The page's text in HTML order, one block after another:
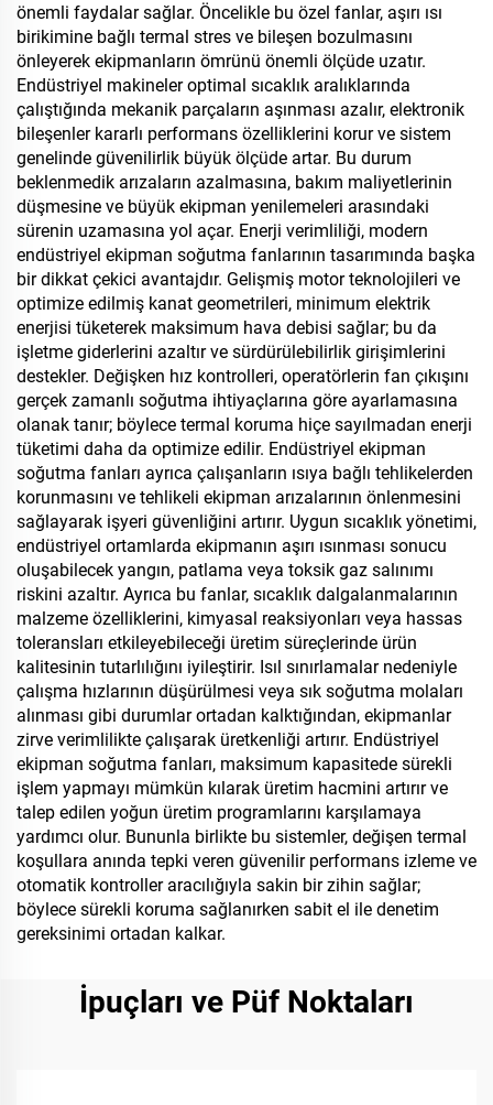
önemli faydalar sağlar. Öncelikle bu özel fanlar, aşırı ısı
birikimine bağlı termal stres ve bileşen bozulmasını
önleyerek ekipmanların ömrünü önemli ölçüde uzatır.
Endüstriyel makineler optimal sıcaklık aralıklarında
çalıştığında mekanik parçaların aşınması azalır, elektronik
bileşenler kararlı performans özelliklerini korur ve sistem
genelinde güvenilirlik büyük ölçüde artar. Bu durum
beklenmedik arızaların azalmasına, bakım maliyetlerinin
düşmesine ve büyük ekipman yenilemeleri arasındaki
sürenin uzamasına yol açar. Enerji verimliliği, modern
endüstriyel ekipman soğutma fanlarının tasarımında başka
bir dikkat çekici avantajdır. Gelişmiş motor teknolojileri ve
optimize edilmiş kanat geometrileri, minimum elektrik
enerjisi tüketerek maksimum hava debisi sağlar; bu da
işletme giderlerini azaltır ve sürdürülebilirlik girişimlerini
destekler. Değişken hız kontrolleri, operatörlerin fan çıkışını
gerçek zamanlı soğutma ihtiyaçlarına göre ayarlamasına
olanak tanır; böylece termal koruma hiçe sayılmadan enerji
tüketimi daha da optimize edilir. Endüstriyel ekipman
soğutma fanları ayrıca çalışanların ısıya bağlı tehlikelerden
korunmasını ve tehlikeli ekipman arızalarının önlenmesini
sağlayarak işyeri güvenliğini artırır. Uygun sıcaklık yönetimi,
endüstriyel ortamlarda ekipmanın aşırı ısınması sonucu
oluşabilecek yangın, patlama veya toksik gaz salınımı
riskini azaltır. Ayrıca bu fanlar, sıcaklık dalgalanmalarının
malzeme özelliklerini, kimyasal reaksiyonları veya hassas
toleransları etkileyebileceği üretim süreçlerinde ürün
kalitesinin tutarlılığını iyileştirir. Isıl sınırlamalar nedeniyle
çalışma hızlarının düşürülmesi veya sık soğutma molaları
alınması gibi durumlar ortadan kalktığından, ekipmanlar
zirve verimlilikte çalışarak üretkenliği artırır. Endüstriyel
ekipman soğutma fanları, maksimum kapasitede sürekli
işlem yapmayı mümkün kılarak üretim hacmini artırır ve
talep edilen yoğun üretim programlarını karşılamaya
yardımcı olur. Bununla birlikte bu sistemler, değişen termal
koşullara anında tepki veren güvenilir performans izleme ve
otomatik kontroller aracılığıyla sakin bir zihin sağlar;
böylece sürekli koruma sağlanırken sabit el ile denetim
gereksinimi ortadan kalkar.
İpuçları ve Püf Noktaları